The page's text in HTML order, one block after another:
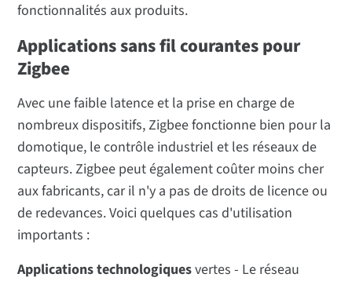
fonctionnalités aux produits.
Applications sans fil courantes pour
Zigbee
Avec une faible latence et la prise en charge de
nombreux dispositifs, Zigbee fonctionne bien pour la
domotique, le contrôle industriel et les réseaux de
capteurs. Zigbee peut également coûter moins cher
aux fabricants, car il n'y a pas de droits de licence ou
de redevances. Voici quelques cas d'utilisation
importants :
Applications technologiquesvertes - Le réseau